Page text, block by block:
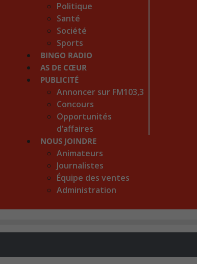
Politique
Santé
Société
Sports
BINGO RADIO
AS DE CŒUR
PUBLICITÉ
Annoncer sur FM103,3
Concours
Opportunités
d’affaires
NOUS JOINDRE
Animateurs
Journalistes
Équipe des ventes
Administration